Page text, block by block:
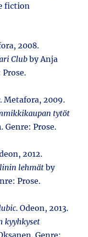
fiction
2008.
Club by Anja
. Metafora, 2009.
tytöt
Genre: Prose.
2012.
lehmät by
Prose.
. Odeon, 2013.
kyyhkyset
Genre: